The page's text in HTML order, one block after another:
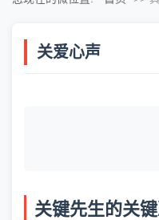
关爱心声
关键先生的关